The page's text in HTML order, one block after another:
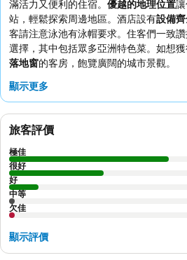
滿活力又便利的住宿。 優越的地理位置
站，輕鬆探索周邊地區。酒店設有設備
客請注意泳池有泳帽要求。住客們一致
選擇，其中包括眾多亞洲特色菜。如想
落地窗的客房，飽覽廣闊的城市景觀。
顯示更多
旅客評價
極佳
很好
好
中等
欠佳
顯示評價